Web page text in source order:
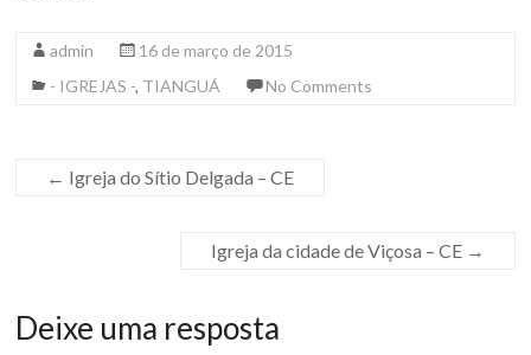
admin
16 de março de 2015
- IGREJAS -, TIANGUÁ No Comments
← Igreja do Sítio Delgada – CE
Igreja da cidade de Viçosa – CE →
Deixe uma resposta